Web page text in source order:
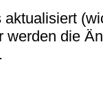
werden die